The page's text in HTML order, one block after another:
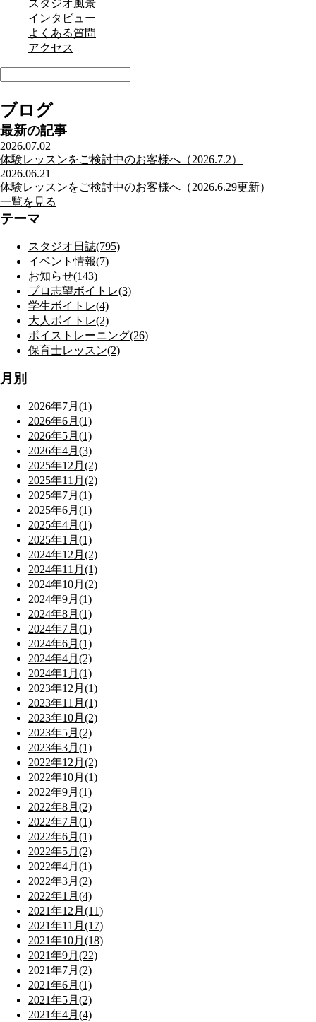
スタジオ風景
インタビュー
よくある質問
アクセス
ブログ
最新の記事
2026.07.02
体験レッスンをご検討中のお客様へ（2026.7.2）
2026.06.21
体験レッスンをご検討中のお客様へ（2026.6.29更新）
一覧を見る
テーマ
スタジオ日誌(795)
イベント情報(7)
お知らせ(143)
プロ志望ボイトレ(3)
学生ボイトレ(4)
大人ボイトレ(2)
ボイストレーニング(26)
保育士レッスン(2)
月別
2026年7月(1)
2026年6月(1)
2026年5月(1)
2026年4月(3)
2025年12月(2)
2025年11月(2)
2025年7月(1)
2025年6月(1)
2025年4月(1)
2025年1月(1)
2024年12月(2)
2024年11月(1)
2024年10月(2)
2024年9月(1)
2024年8月(1)
2024年7月(1)
2024年6月(1)
2024年4月(2)
2024年1月(1)
2023年12月(1)
2023年11月(1)
2023年10月(2)
2023年5月(2)
2023年3月(1)
2022年12月(2)
2022年10月(1)
2022年9月(1)
2022年8月(2)
2022年7月(1)
2022年6月(1)
2022年5月(2)
2022年4月(1)
2022年3月(2)
2022年1月(4)
2021年12月(11)
2021年11月(17)
2021年10月(18)
2021年9月(22)
2021年7月(2)
2021年6月(1)
2021年5月(2)
2021年4月(4)